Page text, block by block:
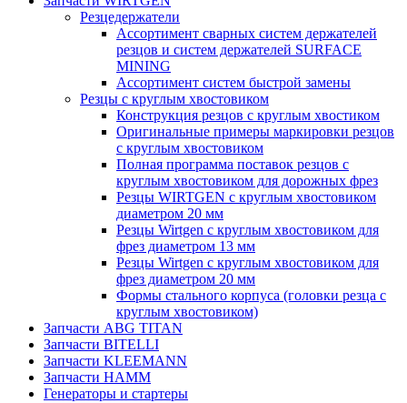
Резцедержатели
Ассортимент сварных систем держателей
резцов и систем держателей SURFACE
MINING
Ассортимент систем быстрой замены
Резцы с круглым хвостовиком
Конструкция резцов с круглым хвостиком
Оригинальные примеры маркировки резцов
с круглым хвостовиком
Полная программа поставок резцов с
круглым хвостовиком для дорожных фрез
Резцы WIRTGEN с круглым хвостовиком
диаметром 20 мм
Резцы Wirtgen с круглым хвостовиком для
фрез диаметром 13 мм
Резцы Wirtgen с круглым хвостовиком для
фрез диаметром 20 мм
Формы стального корпуса (головки резца с
круглым хвостовиком)
Запчасти ABG TITAN
Запчасти BITELLI
Запчасти KLEEMANN
Запчасти HAMM
Генераторы и стартеры